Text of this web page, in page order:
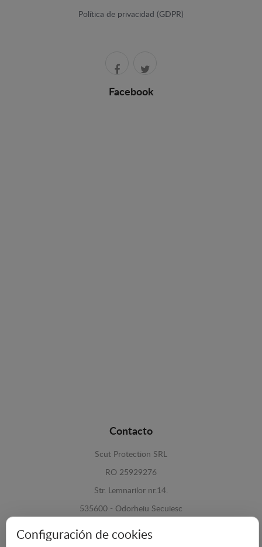
Política de privacidad (GDPR)
Facebook
Contacto
Scut Protection SRL
RO 25929276
Str. Lemnarilor nr.14.
535600 - Odorheiu Secuiesc
Configuración de cookies